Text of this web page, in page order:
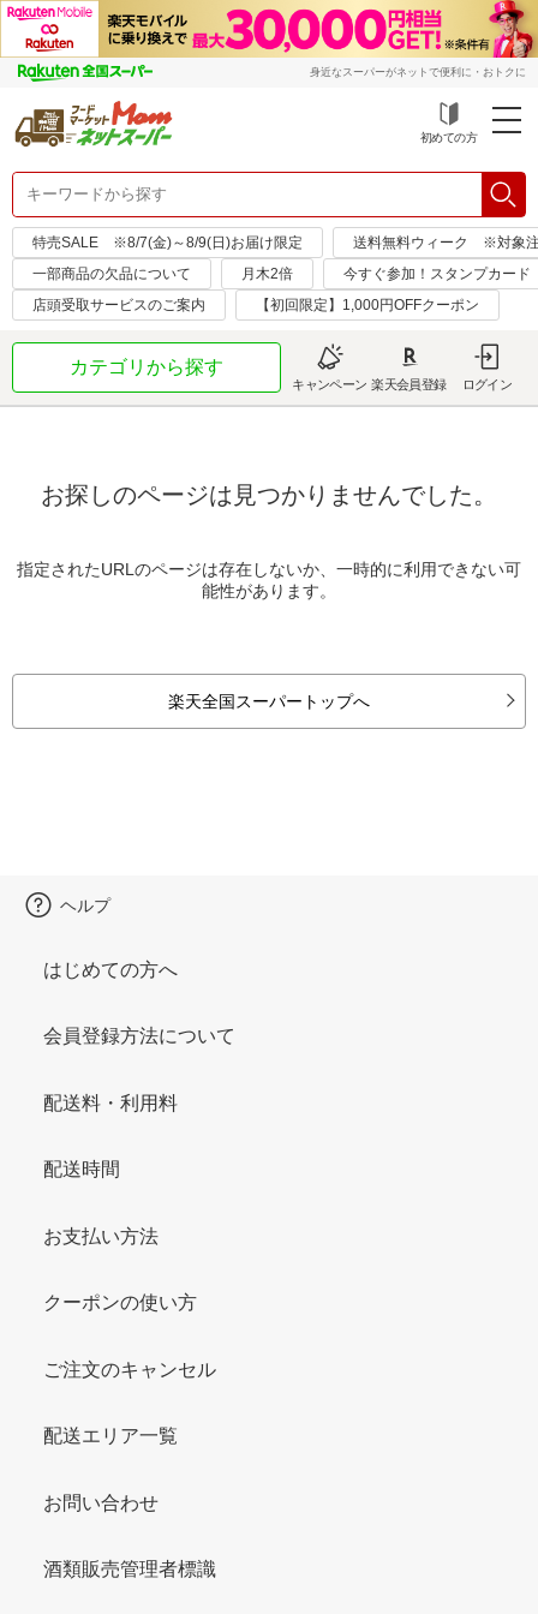
身近なスーパーがネットで便利に・おトクに
初めての方
特売SALE ※8/7(金)～8/9(日)お届け限定
送料無料ウィーク ※対象
一部商品の欠品について
月木2倍
今すぐ参加！スタンプカード
店頭受取サービスのご案内
【初回限定】1,000円OFFクーポン
カテゴリから探す
キャンペーン 楽天会員登録 ログイン
お探しのページは見つかりませんでした。
指定されたURLのページは存在しないか、一時的に利用できない可
能性があります。
楽天全国スーパートップへ
ヘルプ
はじめての方へ
会員登録方法について
配送料・利用料
配送時間
お支払い方法
クーポンの使い方
ご注文のキャンセル
配送エリア一覧
お問い合わせ
酒類販売管理者標識